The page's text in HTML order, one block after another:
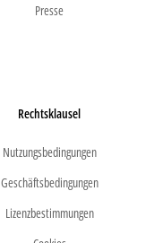
Presse
Rechtsklausel
Nutzungsbedingungen
Geschäftsbedingungen
Lizenzbestimmungen